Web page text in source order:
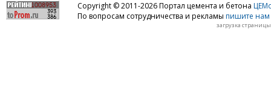
Copyright © 2011-2026 Портал цемента и бетона
По вопросам сотрудничества и рекламы пишите нам
загрузка